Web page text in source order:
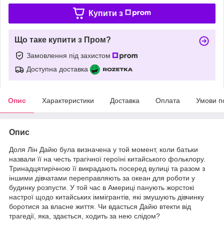
Купити з
Що таке купити з Пром?
Замовлення під захистом
Доступна доставка
Опис Характеристики Доставка Оплата Умови
Опис
Доля Лін Дайю була визначена у той момент, коли батьки
назвали її на честь трагічної героїні китайського фольклору.
Тринадцятирічною її викрадають посеред вулиці та разом з
іншими дівчатами переправляють за океан для роботи у
будинку розпусти. У той час в Америці панують жорстокі
настрої щодо китайських іммігрантів, які змушують дівчинку
боротися за власне життя. Чи вдасться Дайю втекти від
трагедії, яка, здається, ходить за нею слідом?